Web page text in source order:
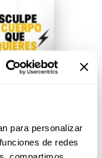
para personalizar
de redes